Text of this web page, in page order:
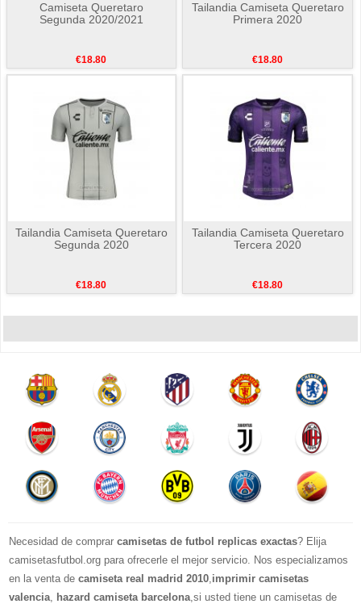
Camiseta Queretaro
Segunda 2020/2021
€18.80
Tailandia Camiseta Queretaro
Primera 2020
€18.80
Tailandia Camiseta Queretaro
Segunda 2020
€18.80
Tailandia Camiseta Queretaro
Tercera 2020
€18.80
Necesidad de comprar camisetas de futbol replicas exactas? Elija
camisetasfutbol.org para ofrecerle el mejor servicio. Nos especializamos
en la venta de camiseta real madrid 2010 imprimir camisetas
valencia hazard camiseta barcelona ,si usted tiene un camisetas de